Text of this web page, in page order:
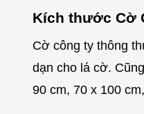
Kích thước Cờ
Cờ công ty thông
dạn cho lá cờ.
90 cm, 70 x 100